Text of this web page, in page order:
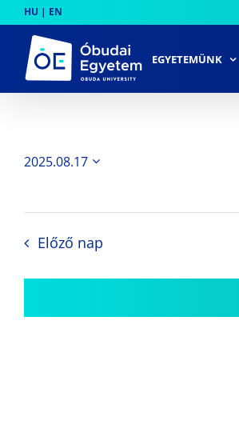
to
content
HU | EN
EGYETEMÜNK
2025.08.17
Előző nap